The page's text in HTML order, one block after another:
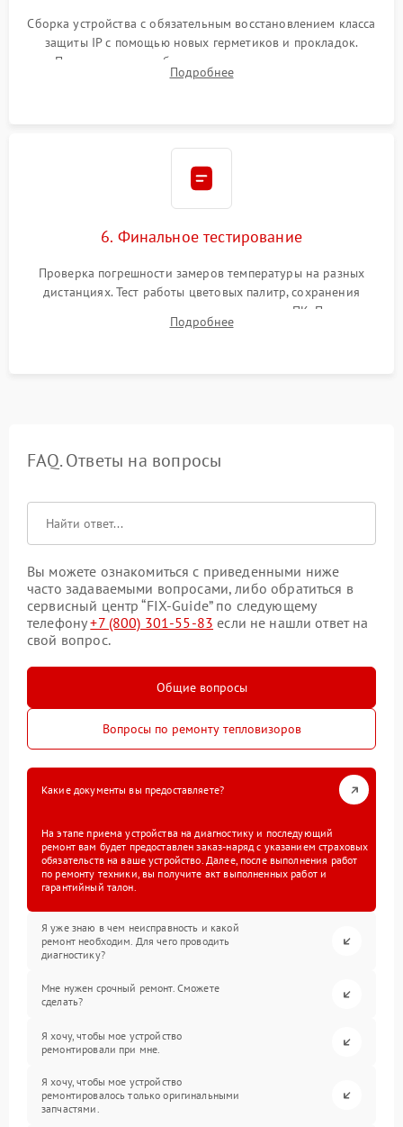
Сборка устройства с обязательным восстановлением класса
защиты IP с помощью новых герметиков и прокладок.
Программная калибровка матрицы по эталонному
абсолютно черному телу для точного измерения температур.
Подробнее
6. Финальное тестирование
Проверка погрешности замеров температуры на разных
дистанциях. Тест работы цветовых палитр, сохранения
термограмм в память и передачи данных на ПК. Проверка
автономности работы и итоговый контроль качества.
Подробнее
FAQ. Ответы на вопросы
Вы можете ознакомиться с приведенными ниже
часто задаваемыми вопросами, либо обратиться в
сервисный центр “FIX-Guide” по следующему
телефону+7 (800) 301-55-83 если не нашли ответ на
свой вопрос.
Общие вопросы
Вопросы по ремонту тепловизоров
Какие документы вы предоставляете?
На этапе приема устройства на диагностику и последующий
ремонт вам будет предоставлен заказ-наряд с указанием страховых
обязательств на ваше устройство. Далее, после выполнения работ
по ремонту техники, вы получите акт выполненных работ и
гарантийный талон.
Я уже знаю в чем неисправность и какой
ремонт необходим. Для чего проводить
диагностику?
Мне нужен срочный ремонт. Сможете
сделать?
Я хочу, чтобы мое устройство
ремонтировали при мне.
Я хочу, чтобы мое устройство
ремонтировалось только оригинальными
запчастями.